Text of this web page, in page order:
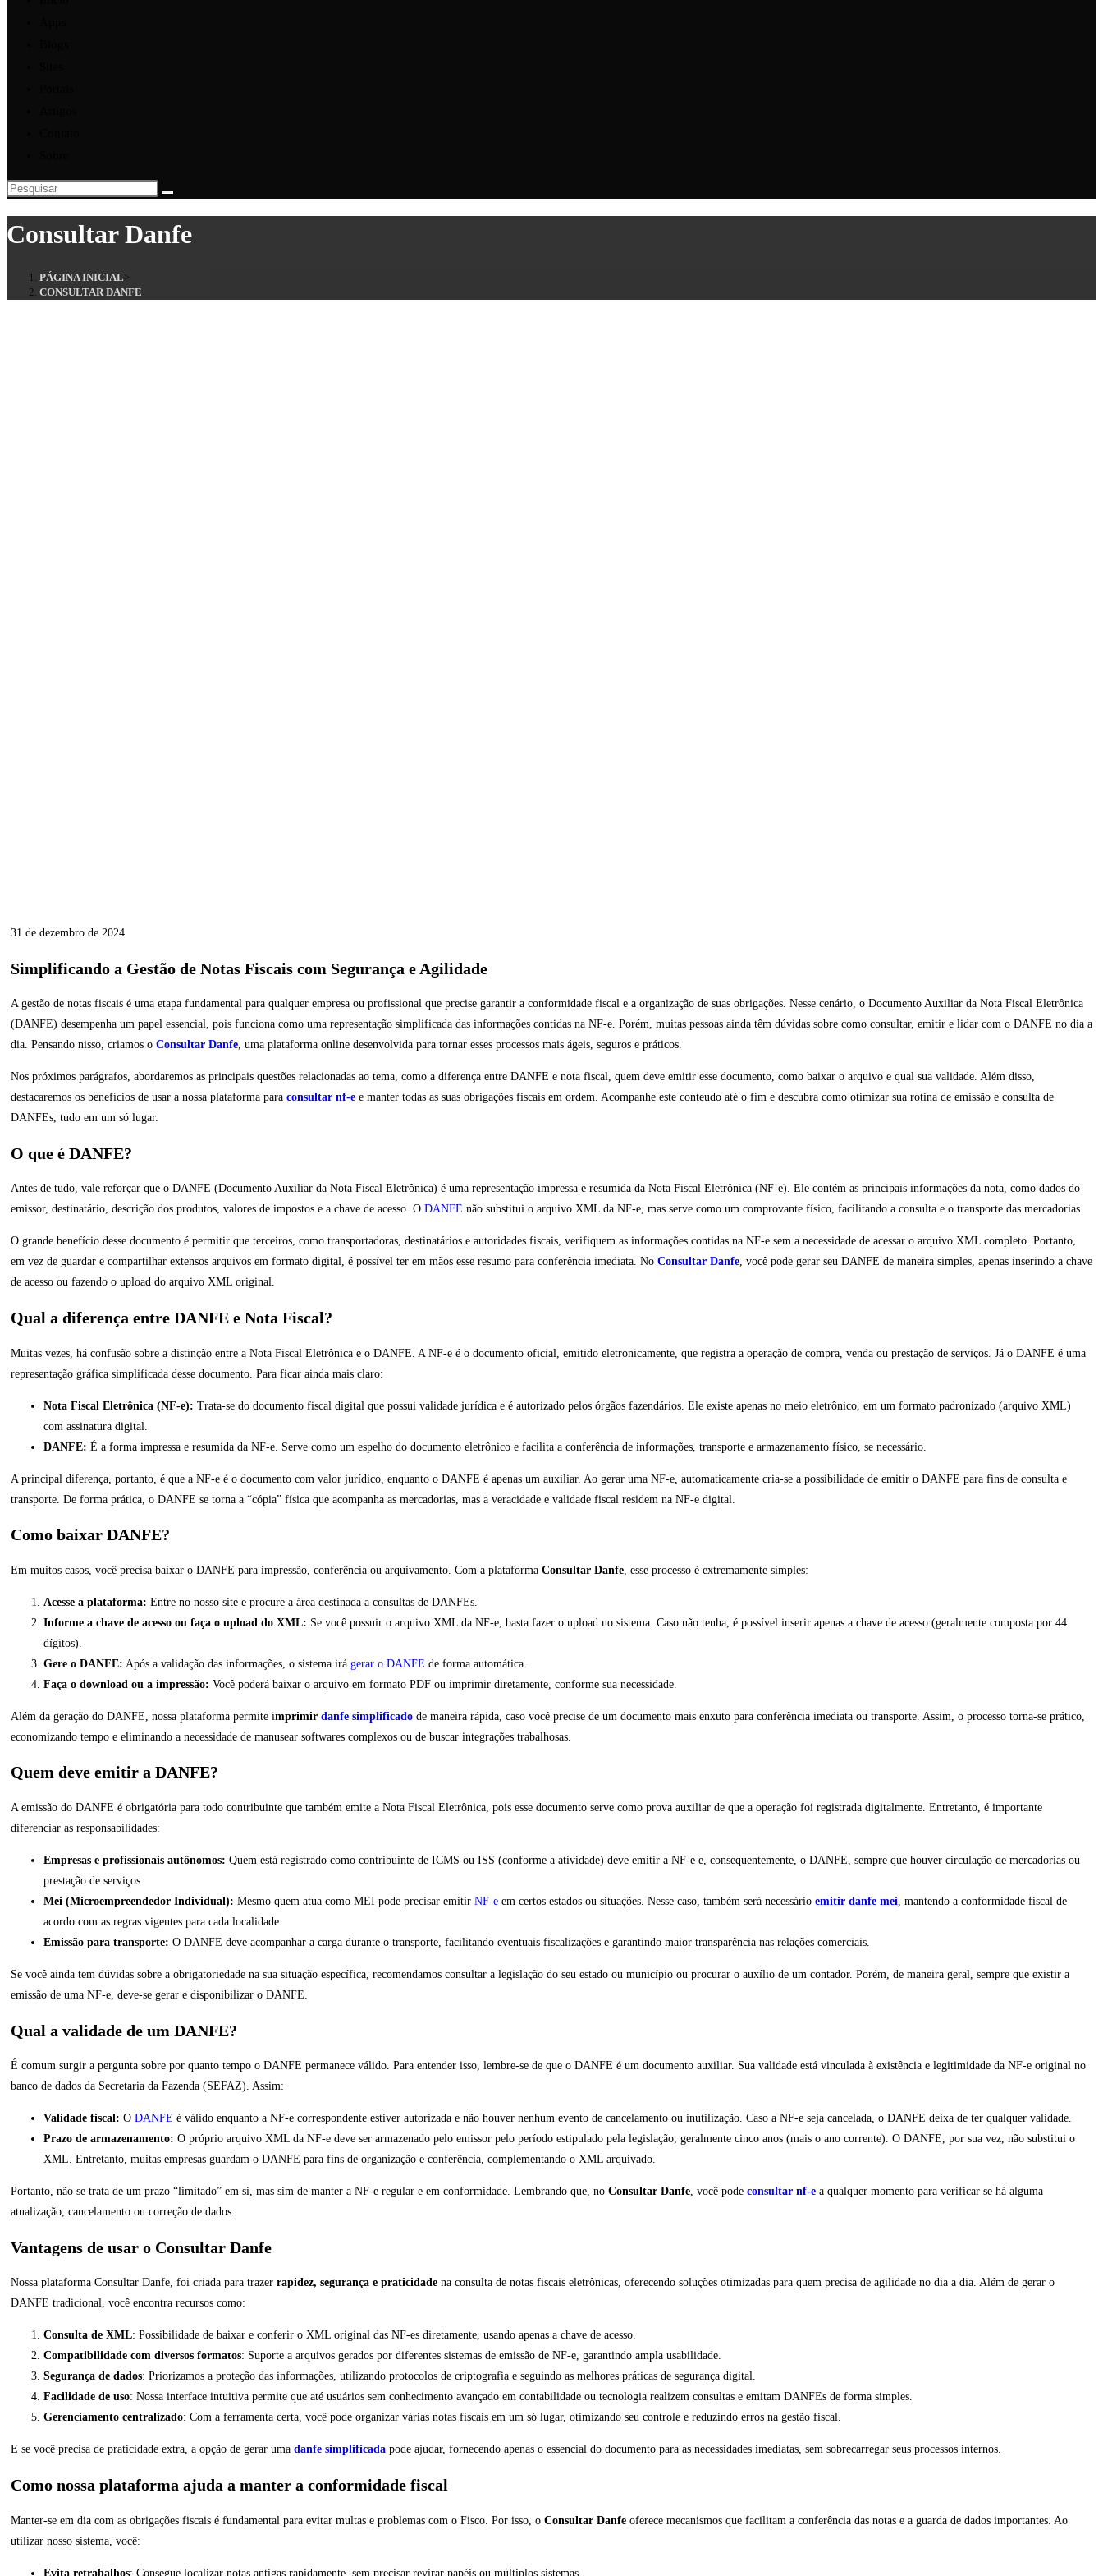
Consultar Danfe
PÁGINA INICIAL >
CONSULTAR DANFE
31 de dezembro de 2024
Simplificando a Gestão de Notas Fiscais com Segurança e Agilidade
A gestão de notas fiscais é uma etapa fundamental para qualquer empresa ou profissional que precise garantir a conformidade fiscal e a organização de suas obrigações. Nesse cenário, o Documento Auxiliar da Nota Fiscal Eletrônica
(DANFE) desempenha um papel essencial, pois funciona como uma representação simplificada das informações contidas na NF-e. Porém, muitas pessoas ainda têm dúvidas sobre como consultar, emitir e lidar com o DANFE no dia a
dia. Pensando nisso, criamos o Consultar Danfe, uma plataforma online desenvolvida para tornar esses processos mais ágeis, seguros e práticos.
Nos próximos parágrafos, abordaremos as principais questões relacionadas ao tema, como a diferença entre DANFE e nota fiscal, quem deve emitir esse documento, como baixar o arquivo e qual sua validade. Além disso,
destacaremos os benefícios de usar a nossa plataforma para consultar nf-e e manter todas as suas obrigações fiscais em ordem. Acompanhe este conteúdo até o fim e descubra como otimizar sua rotina de emissão e consulta de
DANFEs, tudo em um só lugar.
O que é DANFE?
Antes de tudo, vale reforçar que o DANFE (Documento Auxiliar da Nota Fiscal Eletrônica) é uma representação impressa e resumida da Nota Fiscal Eletrônica (NF-e). Ele contém as principais informações da nota, como dados do
emissor, destinatário, descrição dos produtos, valores de impostos e a chave de acesso. O DANFE não substitui o arquivo XML da NF-e, mas serve como um comprovante físico, facilitando a consulta e o transporte das mercadorias.
O grande benefício desse documento é permitir que terceiros, como transportadoras, destinatários e autoridades fiscais, verifiquem as informações contidas na NF-e sem a necessidade de acessar o arquivo XML completo. Portanto,
em vez de guardar e compartilhar extensos arquivos em formato digital, é possível ter em mãos esse resumo para conferência imediata. No Consultar Danfe, você pode gerar seu DANFE de maneira simples, apenas inserindo a chave
de acesso ou fazendo o upload do arquivo XML original.
Qual a diferença entre DANFE e Nota Fiscal?
Muitas vezes, há confusão sobre a distinção entre a Nota Fiscal Eletrônica e o DANFE. A NF-e é o documento oficial, emitido eletronicamente, que registra a operação de compra, venda ou prestação de serviços. Já o DANFE é uma
representação gráfica simplificada desse documento. Para ficar ainda mais claro:
Nota Fiscal Eletrônica (NF-e): Trata-se do documento fiscal digital que possui validade jurídica e é autorizado pelos órgãos fazendários. Ele existe apenas no meio eletrônico, em um formato padronizado (arquivo XML)
com assinatura digital.
DANFE: É a forma impressa e resumida da NF-e. Serve como um espelho do documento eletrônico e facilita a conferência de informações, transporte e armazenamento físico, se necessário.
A principal diferença, portanto, é que a NF-e é o documento com valor jurídico, enquanto o DANFE é apenas um auxiliar. Ao gerar uma NF-e, automaticamente cria-se a possibilidade de emitir o DANFE para fins de consulta e
transporte. De forma prática, o DANFE se torna a “cópia” física que acompanha as mercadorias, mas a veracidade e validade fiscal residem na NF-e digital.
Como baixar DANFE?
Em muitos casos, você precisa baixar o DANFE para impressão, conferência ou arquivamento. Com a plataforma Consultar Danfe , esse processo é extremamente simples:
Acesse a plataforma: Entre no nosso site e procure a área destinada a consultas de DANFEs.
Informe a chave de acesso ou faça o upload do XML: Se você possuir o arquivo XML da NF-e, basta fazer o upload no sistema. Caso não tenha, é possível inserir apenas a chave de acesso (geralmente composta por 44
dígitos).
Gere o DANFE: Após a validação das informações, o sistema irá gerar o DANFE de forma automática.
Faça o download ou a impressão: Você poderá baixar o arquivo em formato PDF ou imprimir diretamente, conforme sua necessidade.
Além da geração do DANFE, nossa plataforma permite imprimir danfe simplificado de maneira rápida, caso você precise de um documento mais enxuto para conferência imediata ou transporte. Assim, o processo torna-se prático,
economizando tempo e eliminando a necessidade de manusear softwares complexos ou de buscar integrações trabalhosas.
Quem deve emitir a DANFE?
A emissão do DANFE é obrigatória para todo contribuinte que também emite a Nota Fiscal Eletrônica, pois esse documento serve como prova auxiliar de que a operação foi registrada digitalmente. Entretanto, é importante
diferenciar as responsabilidades:
Empresas e profissionais autônomos: Quem está registrado como contribuinte de ICMS ou ISS (conforme a atividade) deve emitir a NF-e e, consequentemente, o DANFE, sempre que houver circulação de mercadorias ou
prestação de serviços.
Mei (Microempreendedor Individual): Mesmo quem atua como MEI pode precisar emitir NF-e em certos estados ou situações. Nesse caso, também será necessário emitir danfe mei, mantendo a conformidade fiscal de
acordo com as regras vigentes para cada localidade.
Emissão para transporte: O DANFE deve acompanhar a carga durante o transporte, facilitando eventuais fiscalizações e garantindo maior transparência nas relações comerciais.
Se você ainda tem dúvidas sobre a obrigatoriedade na sua situação específica, recomendamos consultar a legislação do seu estado ou município ou procurar o auxílio de um contador. Porém, de maneira geral, sempre que existir a
emissão de uma NF-e, deve-se gerar e disponibilizar o DANFE.
Qual a validade de um DANFE?
É comum surgir a pergunta sobre por quanto tempo o DANFE permanece válido. Para entender isso, lembre-se de que o DANFE é um documento auxiliar. Sua validade está vinculada à existência e legitimidade da NF-e original no
banco de dados da Secretaria da Fazenda (SEFAZ). Assim:
Validade fiscal: O DANFE é válido enquanto a NF-e correspondente estiver autorizada e não houver nenhum evento de cancelamento ou inutilização. Caso a NF-e seja cancelada, o DANFE deixa de ter qualquer validade.
Prazo de armazenamento: O próprio arquivo XML da NF-e deve ser armazenado pelo emissor pelo período estipulado pela legislação, geralmente cinco anos (mais o ano corrente). O DANFE, por sua vez, não substitui o
XML. Entretanto, muitas empresas guardam o DANFE para fins de organização e conferência, complementando o XML arquivado.
Portanto, não se trata de um prazo “limitado” em si, mas sim de manter a NF-e regular e em conformidade. Lembrando que, no Consultar Danfe, você pode consultar nf-e a qualquer momento para verificar se há alguma
atualização, cancelamento ou correção de dados.
Vantagens de usar o Consultar Danfe
Nossa plataforma Consultar Danfe, foi criada para trazer rapidez, segurança e praticidade na consulta de notas fiscais eletrônicas, oferecendo soluções otimizadas para quem precisa de agilidade no dia a dia. Além de gerar o
DANFE tradicional, você encontra recursos como:
Consulta de XML: Possibilidade de baixar e conferir o XML original das NF-es diretamente, usando apenas a chave de acesso.
Compatibilidade com diversos formatos: Suporte a arquivos gerados por diferentes sistemas de emissão de NF-e, garantindo ampla usabilidade.
Segurança de dados: Priorizamos a proteção das informações, utilizando protocolos de criptografia e seguindo as melhores práticas de segurança digital.
Facilidade de uso: Nossa interface intuitiva permite que até usuários sem conhecimento avançado em contabilidade ou tecnologia realizem consultas e emitam DANFEs de forma simples.
Gerenciamento centralizado: Com a ferramenta certa, você pode organizar várias notas fiscais em um só lugar, otimizando seu controle e reduzindo erros na gestão fiscal.
E se você precisa de praticidade extra, a opção de gerar uma danfe simplificada pode ajudar, fornecendo apenas o essencial do documento para as necessidades imediatas, sem sobrecarregar seus processos internos.
Como nossa plataforma ajuda a manter a conformidade fiscal
Manter-se em dia com as obrigações fiscais é fundamental para evitar multas e problemas com o Fisco. Por isso, o Consultar Danfe oferece mecanismos que facilitam a conferência das notas e a guarda de dados importantes. Ao
utilizar nosso sistema, você:
Evita retrabalhos: Consegue localizar notas antigas rapidamente, sem precisar revirar papéis ou múltiplos sistemas.